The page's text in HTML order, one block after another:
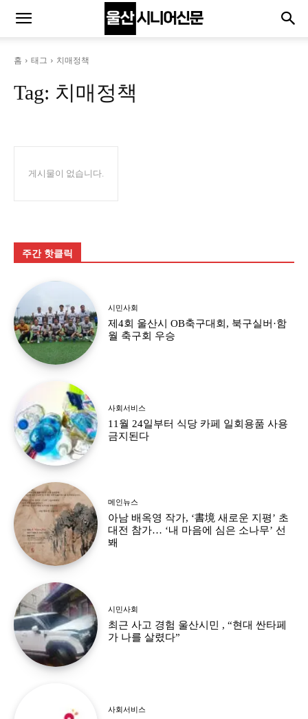
홈 태그 치매정책
Tag: 치매정책
게시물이 없습니다.
주간 핫클릭
시민사회
제4회 울산시 OB축구대회, 북구실버·함
월 축구회 우승
사회서비스
11월 24일부터 식당 카페 일회용품 사용
금지된다
메인뉴스
아남 배옥영 작가, ‘書境 새로운 지평’ 초
대전 참가… ‘내 마음에 심은 소나무’ 선
봬
시민사회
최근 사고 경험 울산시민 , “현대 싼타페
가 나를 살렸다”
사회서비스